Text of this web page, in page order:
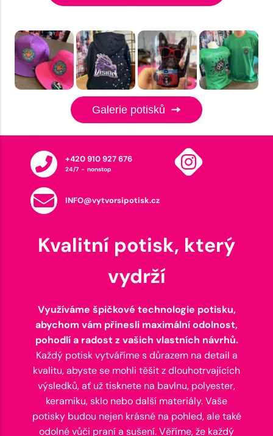
Galerie potisků
+420 910 927 676
24/7 - nonstop
INFO@vytvorsipotisk.cz
Kvalitní potisk, který
vydrží
Využíváme špičkové technologie potisku,
abychom vám přinesli maximální odolnost,
pohodlí a radost z vašich vlastních návrhů.
Každý potisk vytváříme s důrazem na detail a
kvalitu, abyste se mohli těšit z dlouhotrvajících
výsledků, ať už tisknete na bavlnu, polyester,
keramiku, sklo nebo další materiály. Vaše
potisky budou nejen krásné na pohled, ale také
odolné vůči praní a sušení. Věříme, že každý